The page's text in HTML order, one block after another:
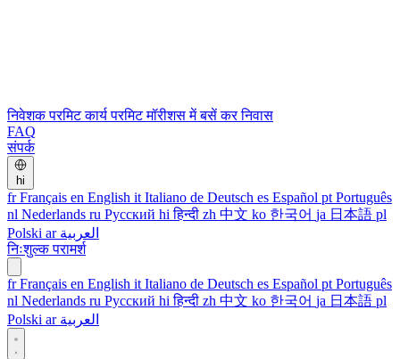
निवेशक परमिटकार्य परमिटमॉरीशस में बसेंकर निवास
FAQ
संपर्क
hi
frFrançais en English it Italiano de Deutsch es Español pt Português
nl Nederlands ru Русский hi हिन्दी zh 中文 ko 한국어 ja 日本語 pl
Polski ar العربية
निःशुल्क परामर्श
frFrançais en English it Italiano de Deutsch es Español pt Português
nl Nederlands ru Русский hi हिन्दी zh 中文 ko 한국어 ja 日本語 pl
Polski ar العربية